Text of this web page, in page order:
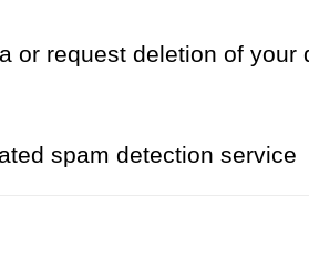
or request deletion of
spam detection service.